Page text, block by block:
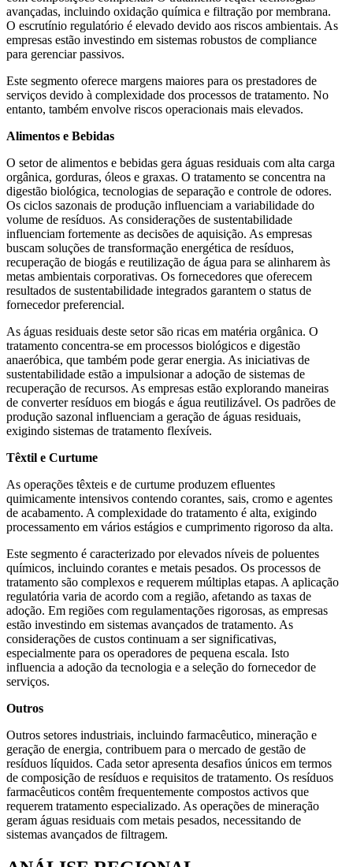
avançadas, incluindo oxidação química e filtração por membrana.
O escrutínio regulatório é elevado devido aos riscos ambientais. As
empresas estão investindo em sistemas robustos de compliance
para gerenciar passivos.
Este segmento oferece margens maiores para os prestadores de
serviços devido à complexidade dos processos de tratamento. No
entanto, também envolve riscos operacionais mais elevados.
Alimentos e Bebidas
O setor de alimentos e bebidas gera águas residuais com alta carga
orgânica, gorduras, óleos e graxas. O tratamento se concentra na
digestão biológica, tecnologias de separação e controle de odores.
Os ciclos sazonais de produção influenciam a variabilidade do
volume de resíduos. As considerações de sustentabilidade
influenciam fortemente as decisões de aquisição. As empresas
buscam soluções de transformação energética de resíduos,
recuperação de biogás e reutilização de água para se alinharem às
metas ambientais corporativas. Os fornecedores que oferecem
resultados de sustentabilidade integrados garantem o status de
fornecedor preferencial.
As águas residuais deste setor são ricas em matéria orgânica. O
tratamento concentra-se em processos biológicos e digestão
anaeróbica, que também pode gerar energia. As iniciativas de
sustentabilidade estão a impulsionar a adoção de sistemas de
recuperação de recursos. As empresas estão explorando maneiras
de converter resíduos em biogás e água reutilizável. Os padrões de
produção sazonal influenciam a geração de águas residuais,
exigindo sistemas de tratamento flexíveis.
Têxtil e Curtume
As operações têxteis e de curtume produzem efluentes
quimicamente intensivos contendo corantes, sais, cromo e agentes
de acabamento. A complexidade do tratamento é alta, exigindo
processamento em vários estágios e cumprimento rigoroso da alta.
Este segmento é caracterizado por elevados níveis de poluentes
químicos, incluindo corantes e metais pesados. Os processos de
tratamento são complexos e requerem múltiplas etapas. A aplicação
regulatória varia de acordo com a região, afetando as taxas de
adoção. Em regiões com regulamentações rigorosas, as empresas
estão investindo em sistemas avançados de tratamento. As
considerações de custos continuam a ser significativas,
especialmente para os operadores de pequena escala. Isto
influencia a adoção da tecnologia e a seleção do fornecedor de
serviços.
Outros
Outros setores industriais, incluindo farmacêutico, mineração e
geração de energia, contribuem para o mercado de gestão de
resíduos líquidos. Cada setor apresenta desafios únicos em termos
de composição de resíduos e requisitos de tratamento. Os resíduos
farmacêuticos contêm frequentemente compostos activos que
requerem tratamento especializado. As operações de mineração
geram águas residuais com metais pesados, necessitando de
sistemas avançados de filtragem.